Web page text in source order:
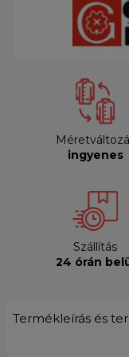
ingyenes
Szállítás
24 órán
Termékleírás és